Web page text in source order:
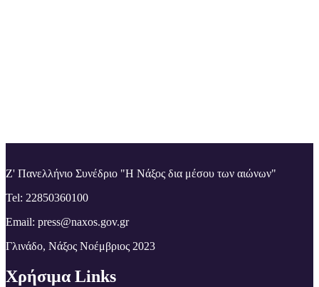
Z' Πανελλήνιο Συνέδριο "Η Νάξος δια μέσου των αιώνων"
Tel: 22850360100
Email: press@naxos.gov.gr
Γλινάδο, Νάξος Νοέμβριος 2023
Χρήσιμα Links